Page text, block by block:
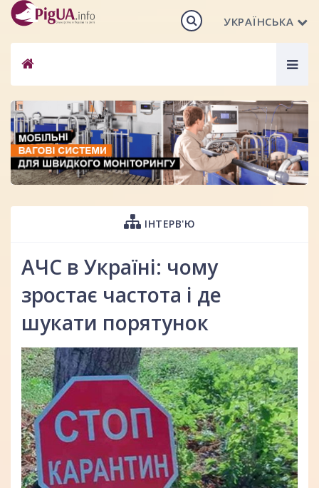
УКРАЇНСЬКА
ІНТЕРВ'Ю
АЧС в Україні: чому
зростає частота і де
шукати порятунок